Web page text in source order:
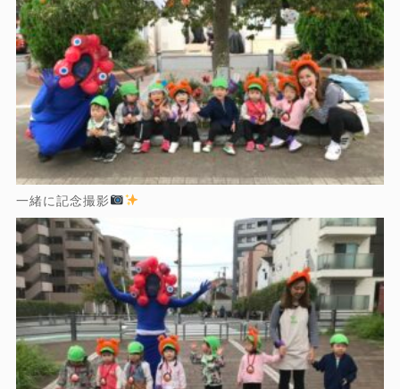
一緒に記念撮影